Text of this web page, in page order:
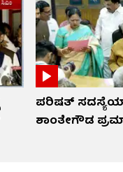
ಪರಿಷತ್
ಶಾಂತೇಗೌಡ